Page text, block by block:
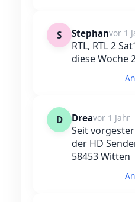
S Stephanvor 1
RTL, RTL 2
diese Woche
D Dreavor 1 Jahr
Seit
der HD
58453 Witten